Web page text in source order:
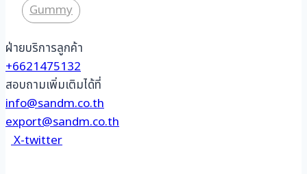
Gummy
ฝ่ายบริการลูกค้า
+6621475132
สอบถามเพิ่มเติมได้ที่
info@sandm.co.th
export@sandm.co.th
X-twitter